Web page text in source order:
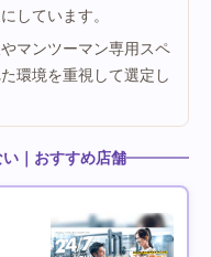
しています。
マンツーマン専用スペ
環境を重視して選定し
｜おすすめ店舗